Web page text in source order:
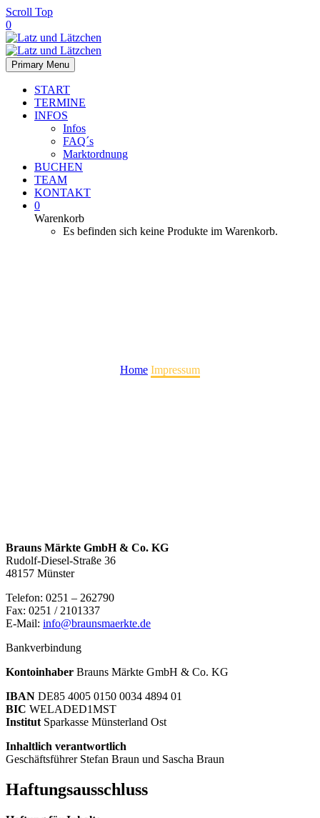
Scroll Top
0
Primary Menu
START
TERMINE
INFOS
Infos
FAQ´s
Marktordnung
BUCHEN
TEAM
KONTAKT
0
Warenkorb
Es befinden sich keine Produkte im Warenkorb.
Home Impressum
Brauns Märkte GmbH & Co. KG
Rudolf-Diesel-Straße 36
48157 Münster
Telefon: 0251 – 262790
Fax: 0251 / 2101337
E-Mail: info@braunsmaerkte.de
Bankverbindung
Kontoinhaber Brauns Märkte GmbH & Co. KG
IBAN DE85 4005 0150 0034 4894 01
BIC WELADED1MST
Institut Sparkasse Münsterland Ost
Inhaltlich verantwortlich
Geschäftsführer Stefan Braun und Sascha Braun
Haftungsausschluss